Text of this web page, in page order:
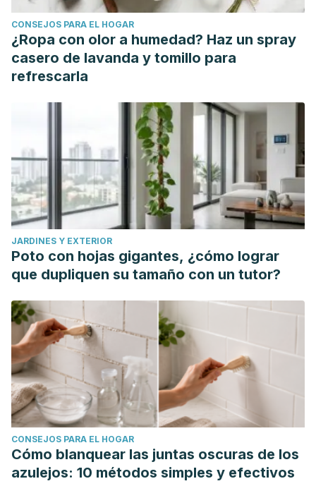
CONSEJOS PARA EL HOGAR
¿Ropa con olor a humedad? Haz un spray
casero de lavanda y tomillo para
refrescarla
JARDINES Y EXTERIOR
Poto con hojas gigantes, ¿cómo lograr
que dupliquen su tamaño con un tutor?
CONSEJOS PARA EL HOGAR
Cómo blanquear las juntas oscuras de los
azulejos: 10 métodos simples y efectivos